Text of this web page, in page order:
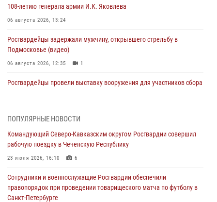
108‑летию генерала армии И.К. Яковлева
06 августа 2026, 13:24
Росгвардейцы задержали мужчину, открывшего стрельбу в
Подмосковье (видео)
06 августа 2026, 12:35 1
Росгвардейцы провели выставку вооружения для участников сбора
второй годовщине вторжения ВСУ на территорию области
06 августа 2026, 11:56
угрожавшего подростку травматическим пистолетом
06 августа 2026, 11:33 1
ПОПУЛЯРНЫЕ НОВОСТИ
Командующий Северо-Кавказским округом Росгвардии совершил
рабочую поездку в Чеченскую Республику
23 июля 2026, 16:10 6
Сотрудники и военнослужащие Росгвардии обеспечили
правопорядок при проведении товарищеского матча по футболу в
Санкт-Петербурге